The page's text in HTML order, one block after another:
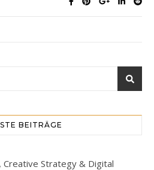
BEITRÄGE
Creative Strategy & Digital